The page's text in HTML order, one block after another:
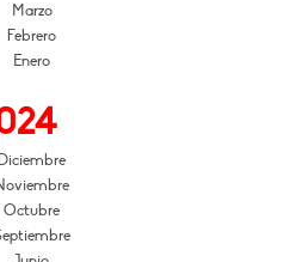
Marzo
Febrero
Enero
Diciembre
Octubre